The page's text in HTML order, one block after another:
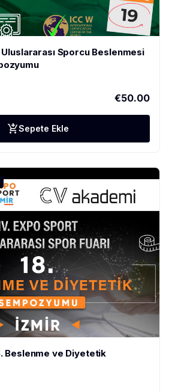
Uluslararası Sporcu Beslenmesi
€50.00
add_shopping_cartSepete Ekle